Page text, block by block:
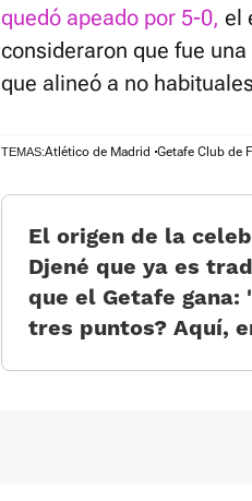
quedó apeado por 5-0, el
consideraron que fue
que alineó a no
TEMAS:Atlético de Madrid Getafe Club de
El origen de la
Djené que ya es
que el Getafe gana:
tres puntos? Aquí,